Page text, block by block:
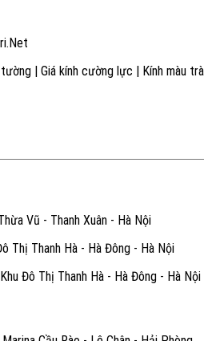
| Giá kính cường lực | Kính màu trà
Vũ - Thanh Xuân - Hà Nội
Thị Thanh Hà - Hà Đông - Hà Nội
Đô Thị Thanh Hà - Hà Đông - Hà Nội